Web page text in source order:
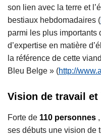
son lien avec la terre et
bestiaux hebdomadaires (
parmi les plus importants
d’expertise en matière
la référence de cette
Bleu Belge » (http://
Vision de travail et
Forte de 110 personnes
ses débuts une vision de